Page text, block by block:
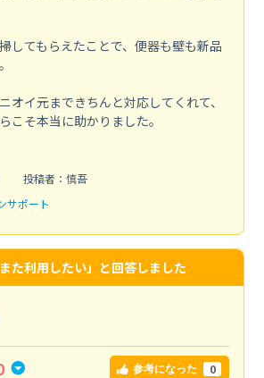
してもらえたことで、便器も壁も新品
オイ元まできちんと対応してくれて、
こそ本当に助かりました。
投稿者：慎吾
サポート
また利用したい」と回答しました
参考になった 0